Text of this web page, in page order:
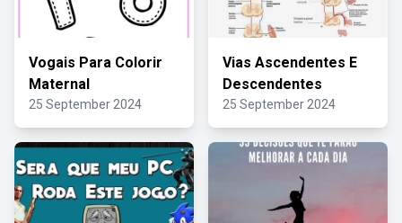
Vogais Para Colorir
Maternal
25 September 2024
Vias Ascendentes E
Descendentes
25 September 2024